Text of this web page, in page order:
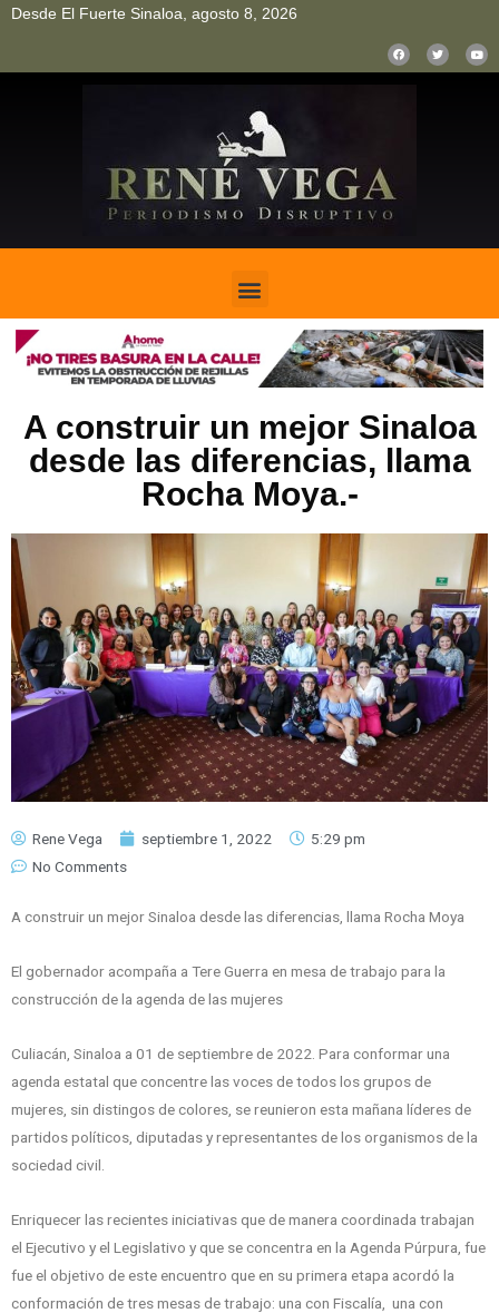
Desde El Fuerte Sinaloa, agosto 8, 2026
A construir un mejor Sinaloa
desde las diferencias, llama
Rocha Moya.-
Rene Vega septiembre 1, 2022
5:29 pm
No Comments
A construir un mejor Sinaloa desde las diferencias, llama Rocha Moya
El gobernador acompaña a Tere Guerra en mesa de trabajo para la
construcción de la agenda de las mujeres
Culiacán, Sinaloa a 01 de septiembre de 2022. Para conformar una
agenda estatal que concentre las voces de todos los grupos de
mujeres, sin distingos de colores, se reunieron esta mañana líderes de
partidos políticos, diputadas y representantes de los organismos de la
sociedad civil.
Enriquecer las recientes iniciativas que de manera coordinada trabajan
el Ejecutivo y el Legislativo y que se concentra en la Agenda Púrpura, fue
fue el objetivo de este encuentro que en su primera etapa acordó la
conformación de tres mesas de trabajo: una con Fiscalía, una con